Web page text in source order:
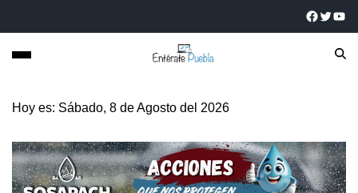
Hoy es: Sábado, 8 de Agosto del 2026